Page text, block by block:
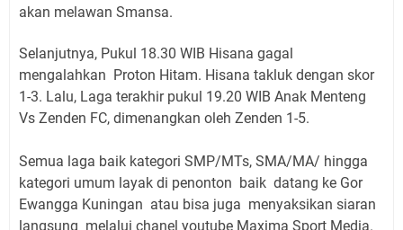
akan melawan Smansa.
Selanjutnya, Pukul 18.30 WIB Hisana gagal
mengalahkan Proton Hitam. Hisana takluk dengan skor
1-3. Lalu, Laga terakhir pukul 19.20 WIB Anak Menteng
Vs Zenden FC, dimenangkan oleh Zenden 1-5.
Semua laga baik kategori SMP/MTs, SMA/MA/ hingga
kategori umum layak di penonton baik datang ke Gor
Ewangga Kuningan atau bisa juga menyaksikan siaran
langsung melalui chanel youtube Maxima Sport Media.